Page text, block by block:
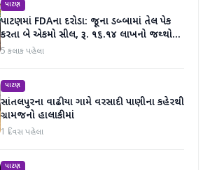
પાટણ
પાટણમાં FDAના દરોડા: જૂના ડબ્બામાં તેલ પેક
કરતા બે એકમો સીલ, રૂ. ૧૬.૧૪ લાખનો જથ્થો
જપ્ત
5 કલાક પહેલા
પાટણ
સાંતલપુરના વાઢીયા ગામે વરસાદી પાણીના કહેરથી
ગ્રામજનો હાલાકીમાં
1 દિવસ પહેલા
પાટણ